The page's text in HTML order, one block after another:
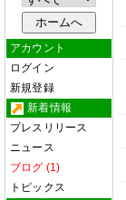
アカウント
ログイン
新規登録
新着情報
プレスリリース
ニュース
ブログ (1)
トピックス